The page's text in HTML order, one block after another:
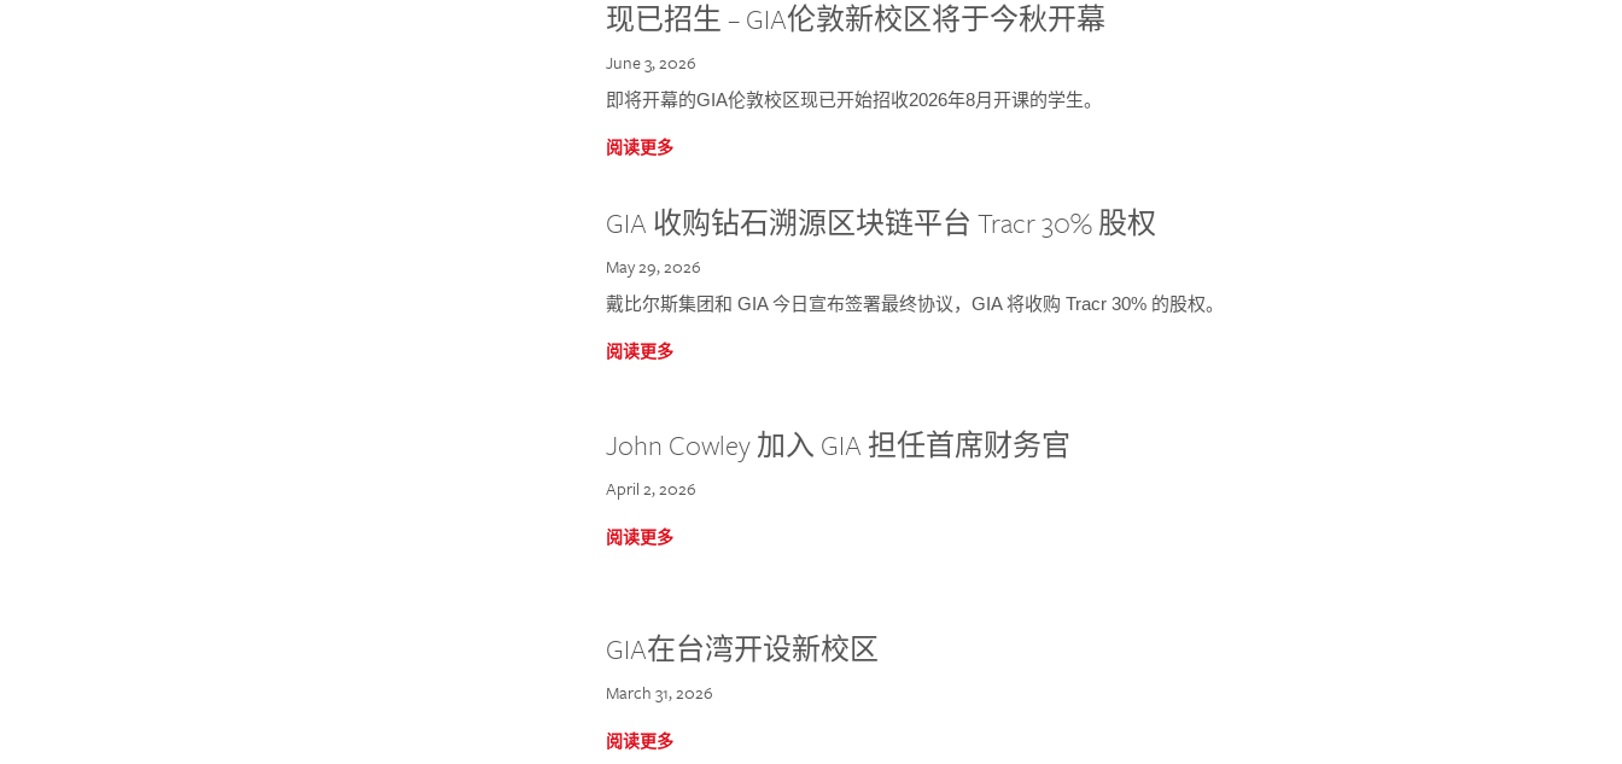
现已招生 – GIA伦敦新校区将于今秋开幕
June 3, 2026
即将开幕的GIA伦敦校区现已开始招收2026年8月开课的学生。
阅读更多
GIA 收购钻石溯源区块链平台 Tracr 30% 股权
May 29, 2026
戴比尔斯集团和 GIA 今日宣布签署最终协议，GIA 将收购 Tracr 30% 的股权。
阅读更多
John Cowley 加入 GIA 担任首席财务官
April 2, 2026
阅读更多
GIA在台湾开设新校区
March 31, 2026
阅读更多